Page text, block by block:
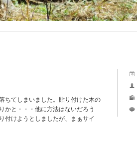
ちてしまいました。貼り付けた木の
かと・・・他に方法はないだろう
付けようとしましたが、まぁサイ